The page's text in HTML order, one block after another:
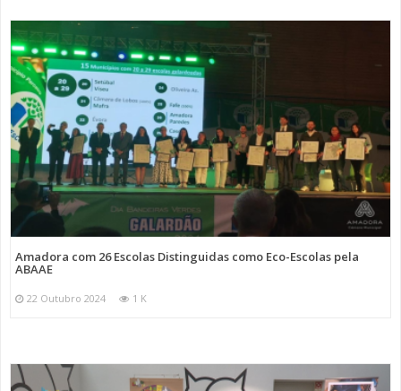
Amadora com 26 Escolas Distinguidas como Eco-Escolas pela
ABAAE
22 Outubro 2024 1 K